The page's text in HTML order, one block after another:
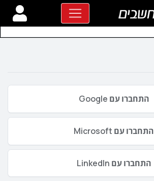
התחברו עם Google
התחברו עם Microsoft
התחברו עם LinkedIn